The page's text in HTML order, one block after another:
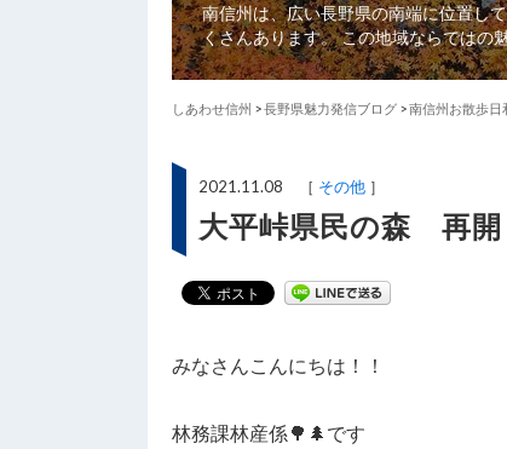
南信州は、広い長野県の南端に位置し
くさんあります。 この地域ならではの
しあわせ信州 >長野県魅力発信ブログ >南信州お散歩日
2021.11.08 ［ その他 ］
大平峠県民の森 再開
みなさんこんにちは！！
林務課林産係🌳🌲です